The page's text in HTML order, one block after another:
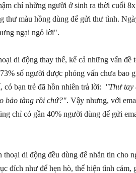
chí những người ở sinh ra thời cuối
thư màu hồng dùng để gửi thư tình.
ngại ngỏ lời".
di động thay thế, kể cả những vấn đề
số người được phỏng vấn chưa bao
bạn trẻ đã hồn nhiên trả lời:
"Thư tay
bảo tàng rồi chứ?". Vậy nhưng, với
chỉ có gần 40% người dùng để gửi
di động đều dùng để nhắn tin cho
đích như để hẹn hò, thể hiện tình cảm,